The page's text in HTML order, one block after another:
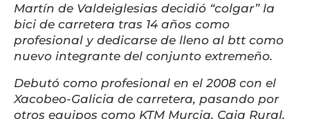
Martín de Valdeiglesias decidió “colgar” la
bici de carretera tras 14 años como
profesional y dedicarse de lleno al btt como
nuevo integrante del conjunto extremeño.
Debutó como profesional en el 2008 con el
Xacobeo-Galicia de carretera, pasando por
otros equipos como KTM Murcia, Caja Rural,